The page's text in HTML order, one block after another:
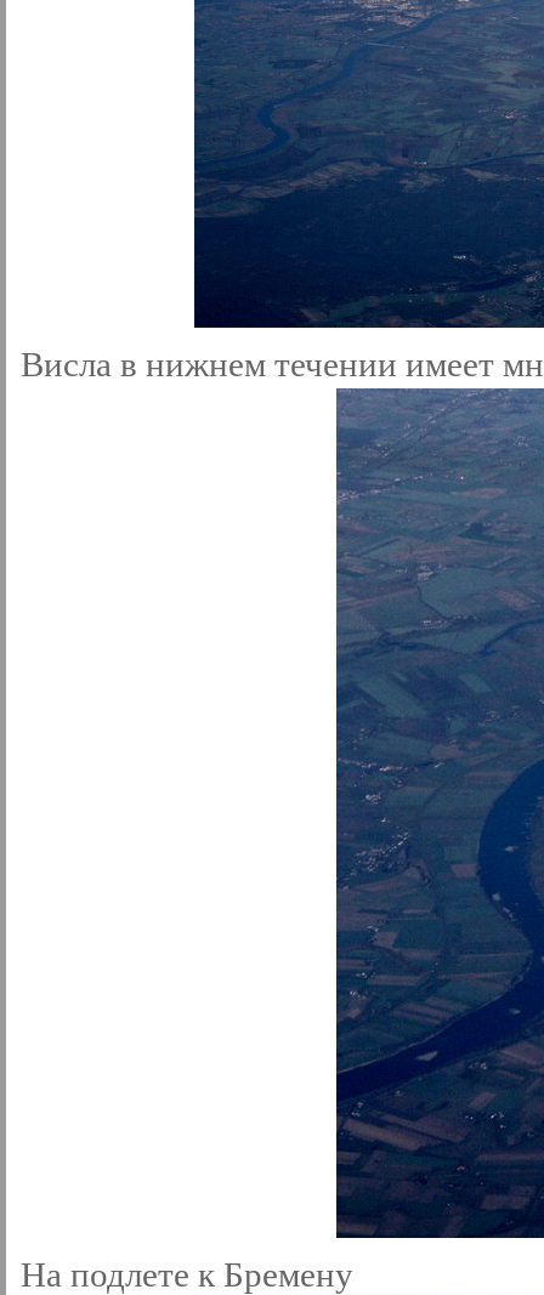
Висла в нижнем течении имеет
На подлете к Бремену